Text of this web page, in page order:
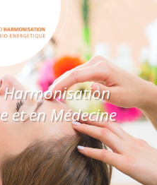
Harmonisation
et en Médecine